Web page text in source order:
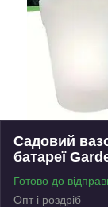
Садовий
батареї
Готово до
Опт і роздріб